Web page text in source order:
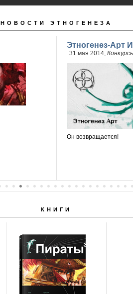
НОВОСТИ ЭТНОГЕНЕЗА
Этногенез-Арт
31 мая 2014,
Он возвращается!
КНИГИ